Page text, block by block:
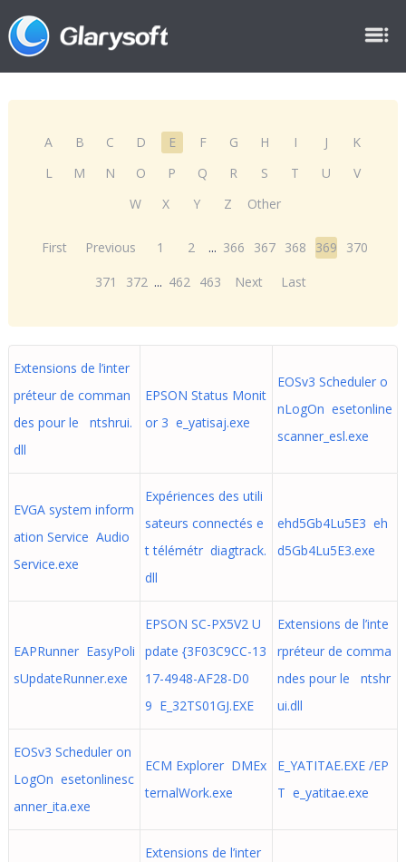
A B C D E F G H I J
K
L
M N O P Q R S T U
V
W
X Y Z Other
First Previous 1 2 ... 366 367 368 369
370
371
372 ... 462 463 Next Last
Extensions de l’inter
préteur de comman
des pour le ntshrui.
dll
EPSON Status Monit
or 3 e_yatisaj.exe
EOSv3 Scheduler o
nLogOn esetonline
scanner_esl.exe
EVGA system inform
ation Service Audio
Service.exe
Expériences des utili
sateurs connectés e
t télémétr diagtrack.
dll
ehd5Gb4Lu5E3 eh
d5Gb4Lu5E3.exe
EAPRunner EasyPoli
sUpdateRunner.exe
EPSON SC-PX5V2 U
pdate {3F03C9CC-13
17-4948-AF28-D0
9 E_32TS01GJ.EXE
Extensions de l’inte
rpréteur de comma
ndes pour le ntshr
ui.dll
EOSv3 Scheduler on
LogOn esetonlinesc
anner_ita.exe
ECM Explorer DMEx
ternalWork.exe
E_YATITAE.EXE /EP
T e_yatitae.exe
Extensions de l’inter